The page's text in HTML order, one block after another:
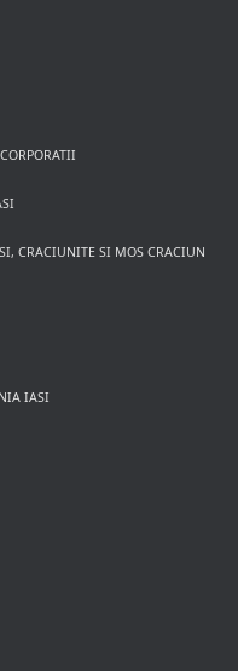
CRACIUNITE SI MOS CRACIUN
IASI